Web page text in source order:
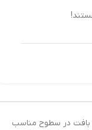
بافت در سطوح مناسب